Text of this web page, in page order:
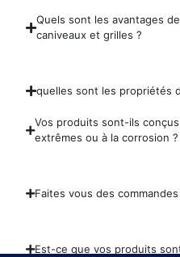
Quels sont les avantages
caniveaux et grilles ?
quelles sont les propriétés
Vos produits sont-ils
extrêmes ou à la corrosion ?
Faites vous des
Est-ce que vos produits